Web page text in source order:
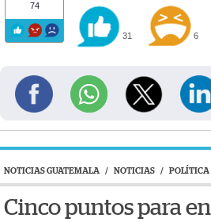
74
31 6
NOTICIAS GUATEMALA / NOTICIAS / POLÍTICA
Cinco puntos para